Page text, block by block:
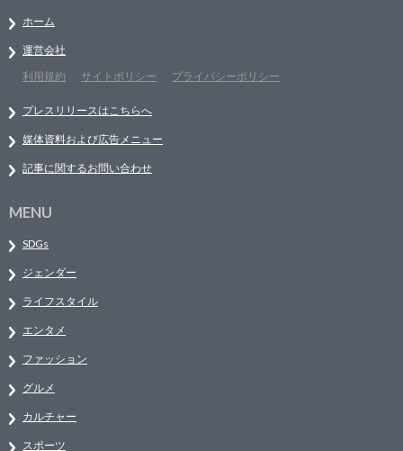
ホーム
運営会社
利用規約
サイトポリシー プライバシーポリシー
プレスリリースはこちらへ
媒体資料および広告メニュー
記事に関するお問い合わせ
MENU
SDGs
ジェンダー
ライフスタイル
エンタメ
ファッション
グルメ
カルチャー
スポーツ